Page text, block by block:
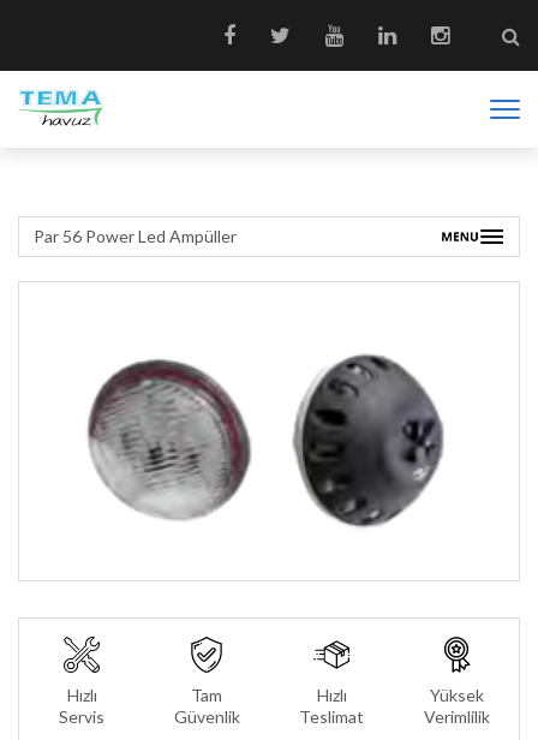
Hızlı
Servis
Tam
Güvenlik
Hızlı
Teslimat
Yüksek
Verimlilik